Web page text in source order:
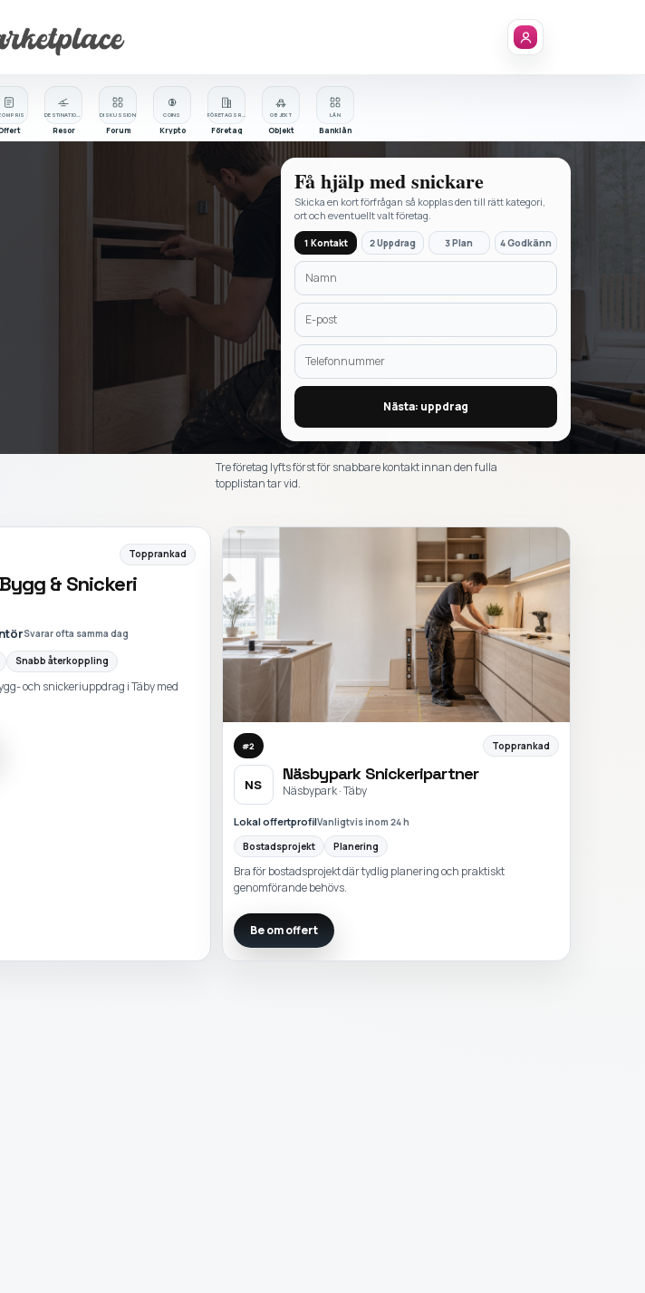
OBJEKT
Objekt
OM PRIS
Företag
LÅN
Banklån
Resor
COINS
Krypto
DISKUSSION
Forum
Få hjälp medsnickare
Skicka en kort förfrågan så kopplas den till rätt kategori,
ort och eventuellt valt företag.
1 Kontakt 2 Uppdrag 3 Plan 4 Godkänn
Nästa: uppdrag
Tre företag lyfts först för snabbare kontakt innan den fulla
topplistan tar vid.
Topprankad
& Snickeri
Svarar ofta samma dag
Snabb återkoppling
och snickeriuppdrag i Täby med
#2 Topprankad
NS
Näsbypark Snickeripartner
Näsbypark · Täby
Lokal offertprofilVanligtvis inom 24 h
Bostadsprojekt
Planering
Bra för bostadsprojekt där tydlig planering och praktiskt
genomförande behövs.
Be om offert